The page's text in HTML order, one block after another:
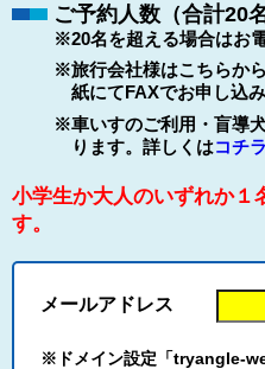
ご予約人数（合計20
※20名を超える場合はお
※旅行会社様はこちらか
紙にてFAXでお申し込み
※車いすのご利用・盲導
ります。詳しくはコチラ
小学生か大人のいずれか１
す。
メールアドレス
※ドメイン設定「tryangle-